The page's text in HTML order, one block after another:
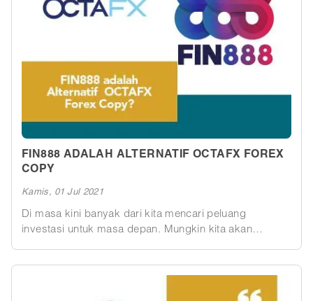
FIN888 ADALAH ALTERNATIF OCTAFX FOREX
COPY
Kamis, 01 Jul 2021
Di masa kini banyak dari kita mencari peluang
investasi untuk masa depan. Mungkin kita akan
investasi yang populer. Robot Trading FIN888 dan
Forex Copy. Kedua investasi ini memiliki kesamaan